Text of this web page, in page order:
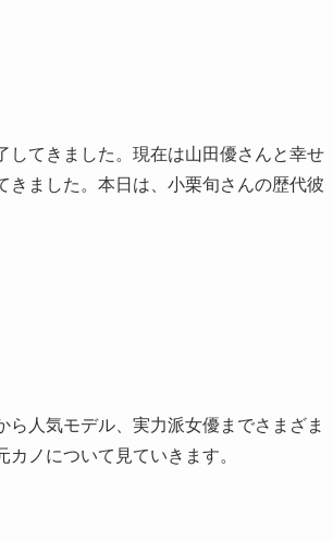
してきました。現在は山田優さんと幸せ
きました。本日は、小栗旬さんの歴代彼
人気モデル、実力派女優までさまざま
ノについて見ていきます。